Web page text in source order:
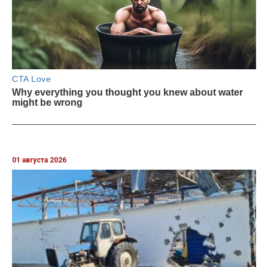
01 августа 2026